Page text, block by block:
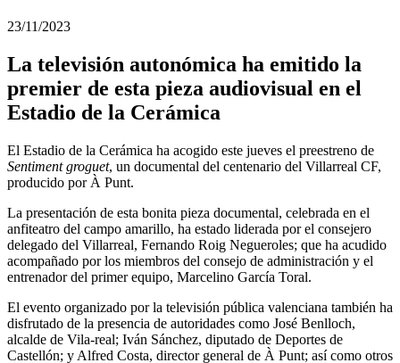
23/11/2023
La televisión autonómica ha emitido la
premier de esta pieza audiovisual en el
Estadio de la Cerámica
El Estadio de la Cerámica ha acogido este jueves el preestreno de
Sentiment groguet, un documental del centenario del Villarreal CF,
producido por À Punt.
La presentación de esta bonita pieza documental, celebrada en el
anfiteatro del campo amarillo, ha estado liderada por el consejero
delegado del Villarreal, Fernando Roig Negueroles; que ha acudido
acompañado por los miembros del consejo de administración y el
entrenador del primer equipo, Marcelino García Toral.
El evento organizado por la televisión pública valenciana también ha
disfrutado de la presencia de autoridades como José Benlloch,
alcalde de Vila-real; Iván Sánchez, diputado de Deportes de
Castellón; y Alfred Costa, director general de À Punt; así como otros